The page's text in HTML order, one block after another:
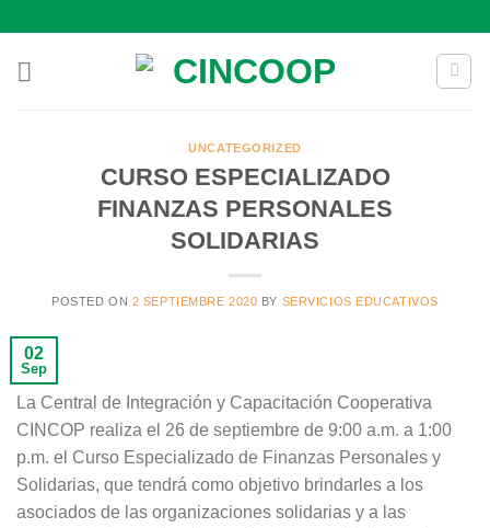
contenido
UNCATEGORIZED
CURSO ESPECIALIZADO
FINANZAS PERSONALES
SOLIDARIAS
POSTED ON 2 SEPTIEMBRE 2020 BY SERVICIOS EDUCATIVOS
02
Sep
La Central de Integración y Capacitación Cooperativa
CINCOP realiza el 26 de septiembre de 9:00 a.m. a 1:00
p.m. el Curso Especializado de Finanzas Personales y
Solidarias, que tendrá como objetivo brindarles a los
asociados de las organizaciones solidarias y a las